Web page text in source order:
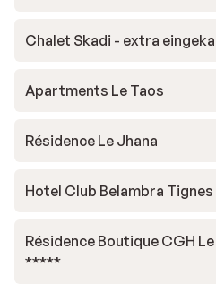
Chalet Skadi - extra
Apartments Le Taos
Résidence Le Jhana
Hotel Club Belambra
Résidence Boutique CGH
*****